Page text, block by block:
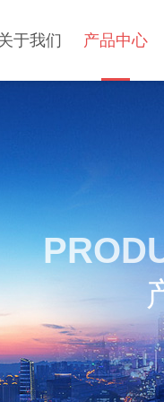
于我们 产品中心